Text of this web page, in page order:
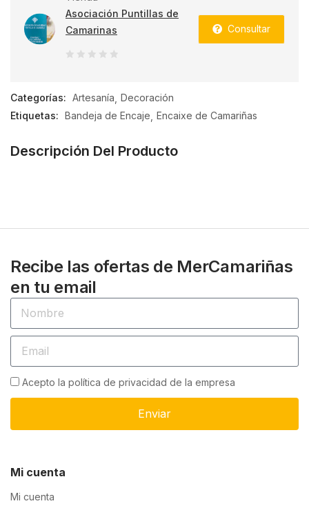
Asociación Puntillas de
Camarinas
Consultar
Categorías: Artesanía Decoración
Etiquetas: Bandeja de Encaje Encaixe de Camariñas
Descripción Del Producto
Recibe las ofertas de MerCamariñas
en tu email
Acepto la política de privacidad de la empresa
Enviar
Mi cuenta
Mi cuenta